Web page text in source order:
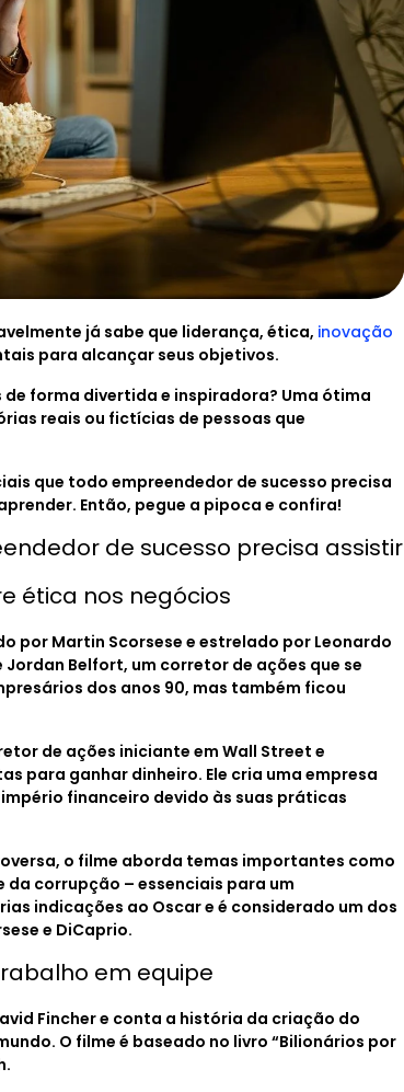
já sabe que liderança, ética, inovação
para alcançar seus objetivos.
forma divertida e inspiradora? Uma ótima
reais ou fictícias de pessoas que
que todo empreendedor de sucesso precisa
Então, pegue a pipoca e confira!
de sucesso precisa assistir
ética nos negócios
por Martin Scorsese e estrelado por Leonardo
Belfort, um corretor de ações que se
dos anos 90, mas também ficou
de ações iniciante em Wall Street e
para ganhar dinheiro. Ele cria uma empresa
financeiro devido às suas práticas
o filme aborda temas importantes como
corrupção – essenciais para um
indicações ao Oscar e é considerado um dos
e DiCaprio.
em equipe
Fincher e conta a história da criação do
O filme é baseado no livro “Bilionários por